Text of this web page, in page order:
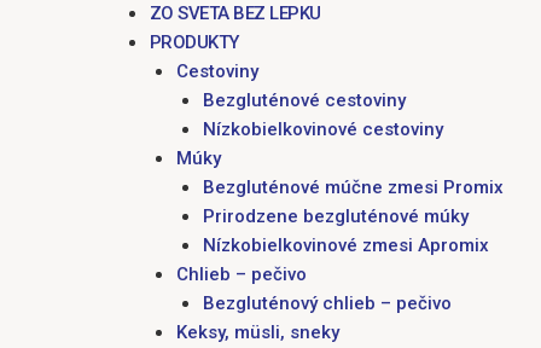
ZO SVETA BEZ LEPKU
PRODUKTY
Cestoviny
Bezgluténové cestoviny
Nízkobielkovinové cestoviny
Múky
Bezgluténové múčne zmesi Promix
Prirodzene bezgluténové múky
Nízkobielkovinové zmesi Apromix
Chlieb – pečivo
Bezgluténový chlieb – pečivo
Keksy, müsli, sneky